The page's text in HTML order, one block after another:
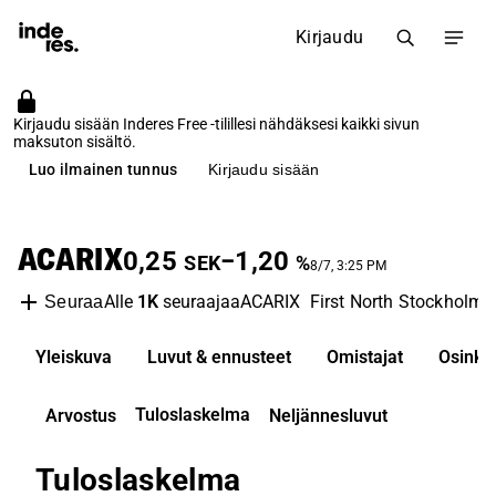
Kirjaudu
Kirjaudu sisään Inderes Free -tilillesi nähdäksesi kaikki sivun
maksuton sisältö.
Luo ilmainen tunnus
Kirjaudu sisään
ACARIX0,25 SEK−1,20 %8/7, 3:25 PM
SeuraaAlle 1KseuraajaaACARIX First North Stockholm
Yleiskuva Luvut & ennusteet Omistajat Osinko
Arvostus Tuloslaskelma Neljännesluvut
Tuloslaskelma